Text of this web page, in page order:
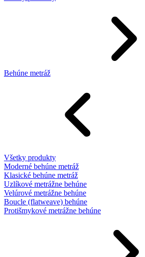
Behúne metráž
Všetky produkty
Moderné behúne metráž
Klasické behúne metráž
Uzlíkové metrážne behúne
Velúrové metrážne behúne
Boucle (flatweave) behúne
Protišmykové metrážne behúne